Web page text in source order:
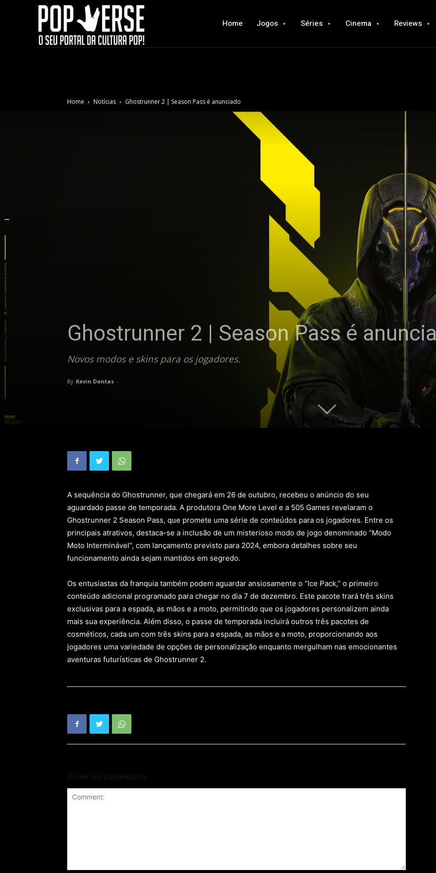
Home Jogos Séries Cinema Reviews
Home Notícias Ghostrunner 2 | Season Pass é anunciado
Ghostrunner 2 | Season Pass é
Novos modos e skins para os jogadores.
By Kevin Dantas -
A sequência do Ghostrunner, que chegará em 26 de outubro, recebeu o anúncio do seu
aguardado passe de temporada. A produtora One More Level e a 505 Games revelaram o
Ghostrunner 2 Season Pass, que promete uma série de conteúdos para os jogadores. Entre os
principais atrativos, destaca-se a inclusão de um misterioso modo de jogo denominado “Modo
Moto Interminável”, com lançamento previsto para 2024, embora detalhes sobre seu
funcionamento ainda sejam mantidos em segredo.
Os entusiastas da franquia também podem aguardar ansiosamente o “Ice Pack,” o primeiro
conteúdo adicional programado para chegar no dia 7 de dezembro. Este pacote trará três skins
exclusivas para a espada, as mãos e a moto, permitindo que os jogadores personalizem ainda
mais sua experiência. Além disso, o passe de temporada incluirá outros três pacotes de
cosméticos, cada um com três skins para a espada, as mãos e a moto, proporcionando aos
jogadores uma variedade de opções de personalização enquanto mergulham nas emocionantes
aventuras futurísticas de Ghostrunner 2.